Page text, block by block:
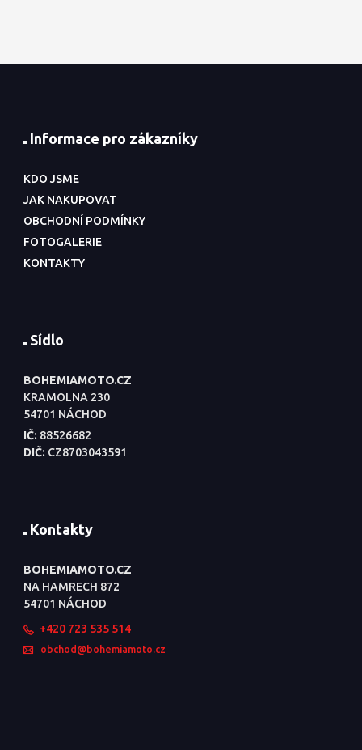
Informace pro zákazníky
KDO JSME
JAK NAKUPOVAT
OBCHODNÍ PODMÍNKY
FOTOGALERIE
KONTAKTY
Sídlo
BOHEMIAMOTO.CZ
KRAMOLNA 230
54701 NÁCHOD
IČ: 88526682
DIČ: CZ8703043591
Kontakty
BOHEMIAMOTO.CZ
NA HAMRECH 872
54701 NÁCHOD
+420 723 535 514
obchod@bohemiamoto.cz